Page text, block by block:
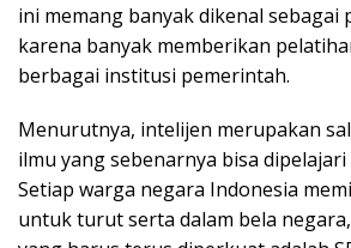
ini memang banyak dikenal sebagai
karena banyak memberikan
berbagai institusi pemerintah.
Menurutnya, intelijen merupakan
ilmu yang sebenarnya bisa
Setiap warga negara Indonesia
untuk turut serta dalam bela